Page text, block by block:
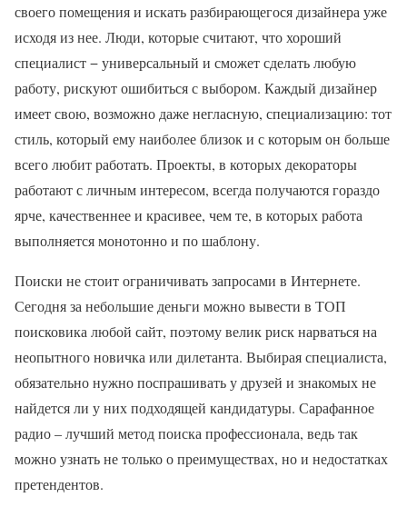
своего помещения и искать разбирающегося дизайнера уже
исходя из нее. Люди, которые считают, что хороший
специалист − универсальный и сможет сделать любую
работу, рискуют ошибиться с выбором. Каждый дизайнер
имеет свою, возможно даже негласную, специализацию: тот
стиль, который ему наиболее близок и с которым он больше
всего любит работать. Проекты, в которых декораторы
работают с личным интересом, всегда получаются гораздо
ярче, качественнее и красивее, чем те, в которых работа
выполняется монотонно и по шаблону.
Поиски не стоит ограничивать запросами в Интернете.
Сегодня за небольшие деньги можно вывести в ТОП
поисковика любой сайт, поэтому велик риск нарваться на
неопытного новичка или дилетанта. Выбирая специалиста,
обязательно нужно поспрашивать у друзей и знакомых не
найдется ли у них подходящей кандидатуры. Сарафанное
радио – лучший метод поиска профессионала, ведь так
можно узнать не только о преимуществах, но и недостатках
претендентов.